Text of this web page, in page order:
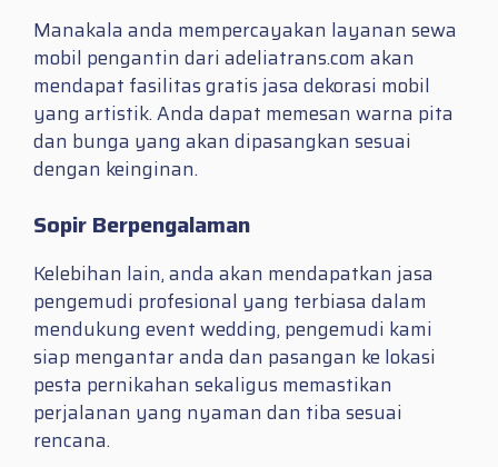
Manakala anda mempercayakan layanan sewa
mobil pengantin dari adeliatrans.com akan
mendapat fasilitas gratis jasa dekorasi mobil
yang artistik. Anda dapat memesan warna pita
dan bunga yang akan dipasangkan sesuai
dengan keinginan.
Sopir Berpengalaman
Kelebihan lain, anda akan mendapatkan jasa
pengemudi profesional yang terbiasa dalam
mendukung event wedding, pengemudi kami
siap mengantar anda dan pasangan ke lokasi
pesta pernikahan sekaligus memastikan
perjalanan yang nyaman dan tiba sesuai
rencana.